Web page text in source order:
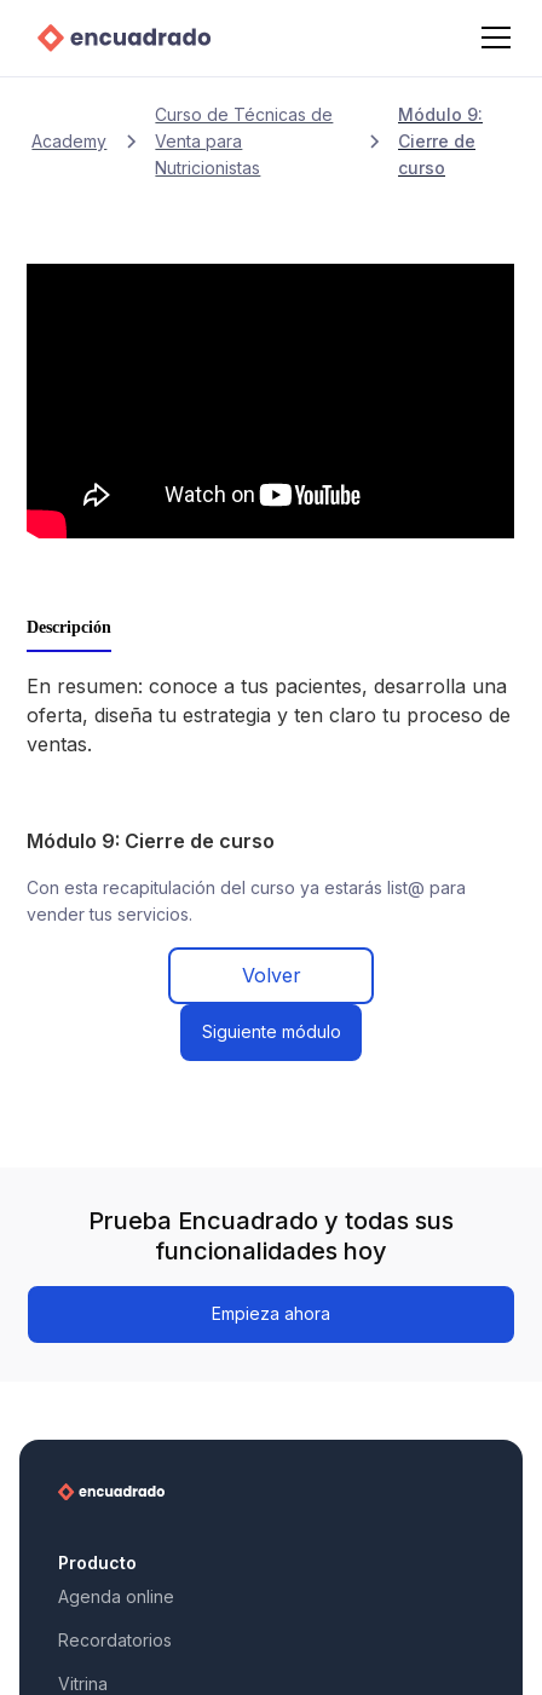
Academy
Curso de Técnicas de
Venta para
Nutricionistas
Módulo 9:
Cierre de
curso
Módulo 9: Cierre de curso
Con esta recapitulación del curso ya estarás list@ para
vender tus servicios.
Volver
Siguiente módulo
Descripción
En resumen: conoce a tus pacientes, desarrolla una
oferta, diseña tu estrategia y ten claro tu proceso de
ventas.
Prueba Encuadrado y todas sus
funcionalidades hoy
Empieza ahora
Producto
Agenda online
Recordatorios
Vitrina